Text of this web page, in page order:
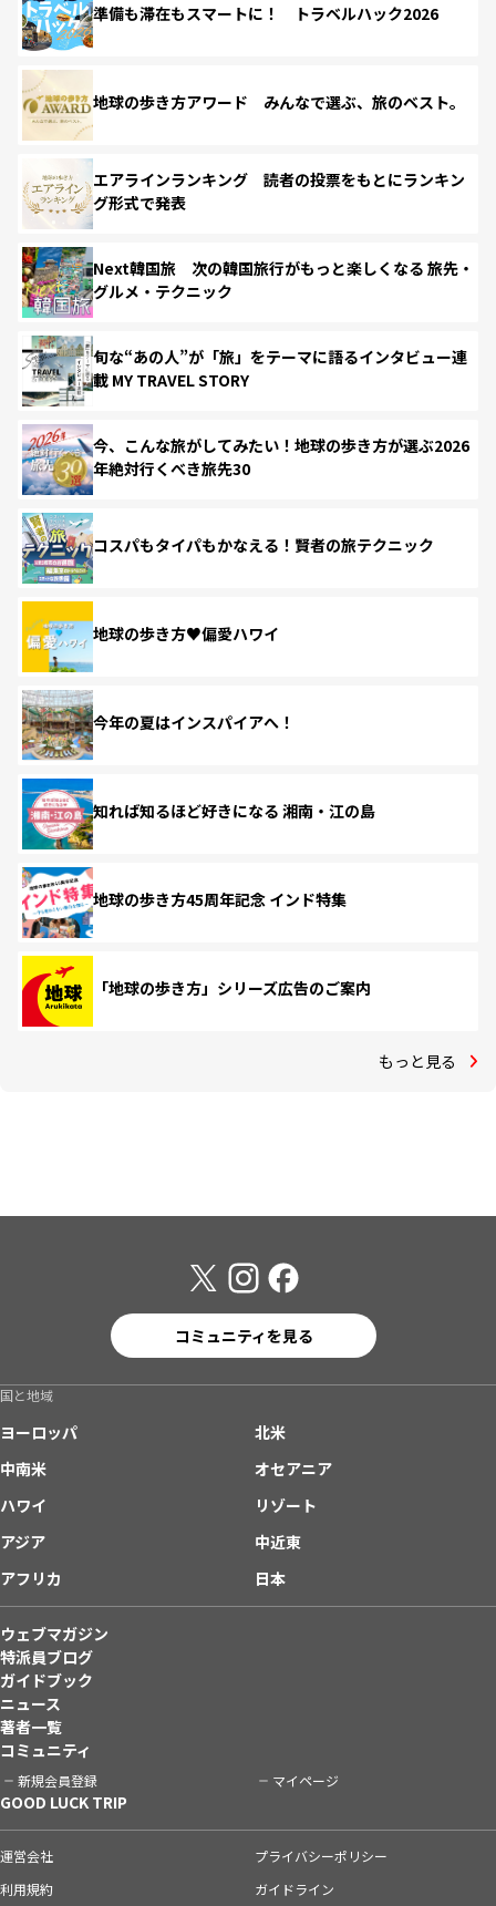
準備も滞在もスマートに！ トラベルハック2026
地球の歩き方アワード みんなで選ぶ、旅のベスト。
エアラインランキング 読者の投票をもとにランキン
グ形式で発表
Next韓国旅 次の韓国旅行がもっと楽しくなる 旅先・
グルメ・テクニック
旬な“あの人”が「旅」をテーマに語るインタビュー連
載 MY TRAVEL STORY
今、こんな旅がしてみたい！地球の歩き方が選ぶ2026
年絶対行くべき旅先30
コスパもタイパもかなえる！賢者の旅テクニック
地球の歩き方♥偏愛ハワイ
今年の夏はインスパイアへ！
知れば知るほど好きになる 湘南・江の島
地球の歩き方45周年記念 インド特集
「地球の歩き方」シリーズ広告のご案内
もっと見る
コミュニティを見る
国と地域
ヨーロッパ
北米
中南米
オセアニア
ハワイ
リゾート
アジア
中近東
アフリカ
日本
ウェブマガジン
特派員ブログ
ガイドブック
ニュース
著者一覧
コミュニティ
新規会員登録 マイページ
GOOD LUCK TRIP
運営会社
プライバシーポリシー
利用規約
ガイドライン